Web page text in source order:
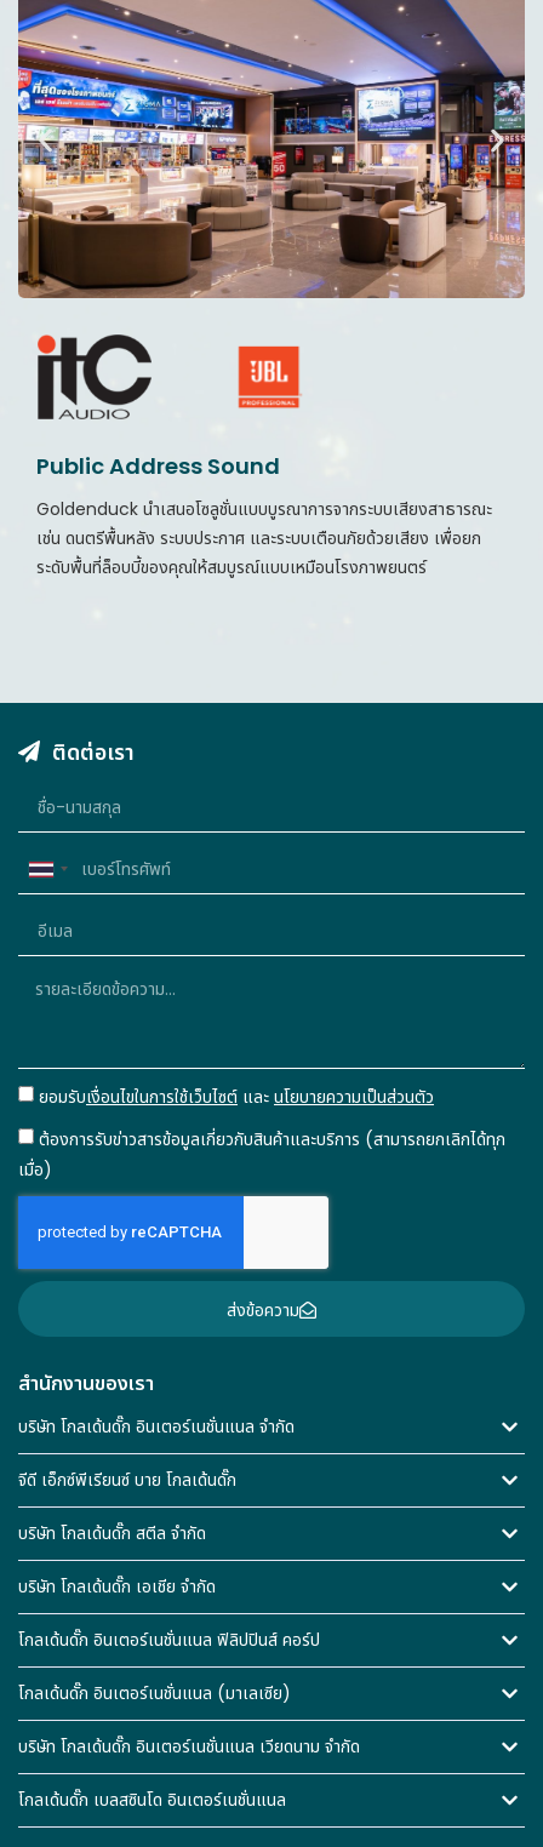
Public Address Sound
Goldenduck นำเสนอโซลูชั่นแบบบูรณาการจากระบบเสียงสาธารณะ
เช่น ดนตรีพื้นหลัง ระบบประกาศ และระบบเตือนภัยด้วยเสียง เพื่อยก
ระดับพื้นที่ล็อบบี้ของคุณให้สมบูรณ์แบบเหมือนโรงภาพยนตร์
สำนักงานของเรา
บริษัท โกลเด้นดั๊ก อินเตอร์เนชั่นแนล จำกัด
จีดี เอ็กซ์พีเรียนซ์ บาย โกลเด้นดั๊ก
บริษัท โกลเด้นดั๊ก สตีล จำกัด
บริษัท โกลเด้นดั๊ก เอเชีย จำกัด
โกลเด้นดั๊ก อินเตอร์เนชั่นแนล ฟิลิปปินส์ คอร์ป
โกลเด้นดั๊ก อินเตอร์เนชั่นแนล (มาเลเซีย)
บริษัท โกลเด้นดั๊ก อินเตอร์เนชั่นแนล เวียดนาม จำกัด
โกลเด้นดั๊ก เบลสซินโด อินเตอร์เนชั่นแนล
ติดต่อเรา
Thailand
ยอมรับเงื่อนไขในการใช้เว็บไซต์ และ นโยบายความเป็นส่วนตัว
ต้องการรับข่าวสารข้อมูลเกี่ยวกับสินค้าและบริการ (สามารถยกเลิกได้ทุก
เมื่อ)
ส่งข้อความ